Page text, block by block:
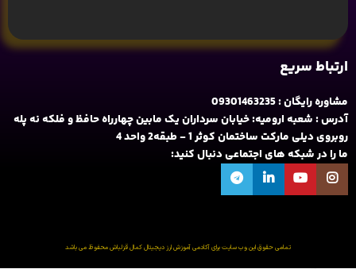
ارتباط سریع
مشاوره رایگان : 09301463235
آدرس : شعبه ارومیه: خیابان سرداران یک مابین چهارراه حافظ و فلکه نه پله
روبروی دیلی مارکت ساختمان کوثر 1 - طبقه2 واحد 4
ما را در شبکه های اجتماعی دنبال کنید:
تمامی حقوق این وب سایت برای آکادمی آموزش ارز دیجیتال کمال قزلباش محفوظ می باشد